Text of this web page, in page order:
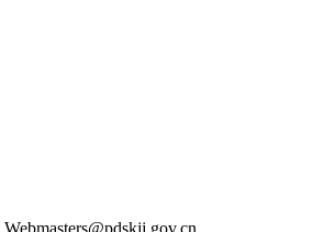
Webmasters@pdskjj.gov.cn